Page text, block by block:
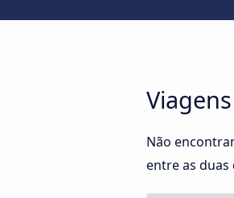
Não
entre as duas